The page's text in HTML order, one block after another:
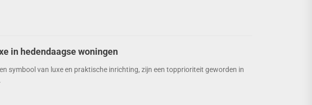
in hedendaagse woningen
symbool van luxe en praktische inrichting, zijn een topprioriteit geworden in